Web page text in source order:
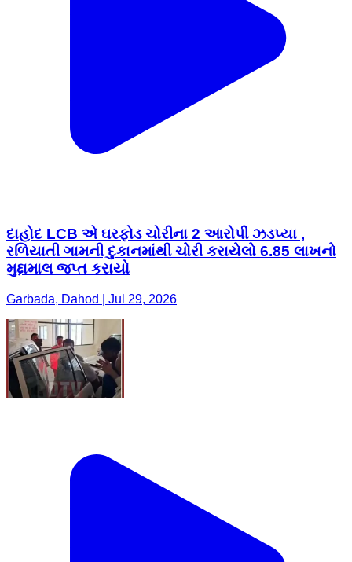
દાહોદ LCB એ ઘરફોડ ચોરીના 2 આરોપી ઝડપ્યા ,
રળિયાતી ગામની દુકાનમાંથી ચોરી કરાયેલો 6.85 લાખનો
મુદ્દામાલ જપ્ત કરાયો
Garbada, Dahod | Jul 29, 2026